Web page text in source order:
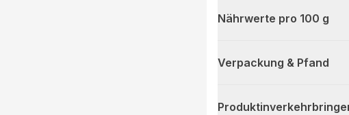
Nährwerte pro 100 g
Verpackung & Pfand